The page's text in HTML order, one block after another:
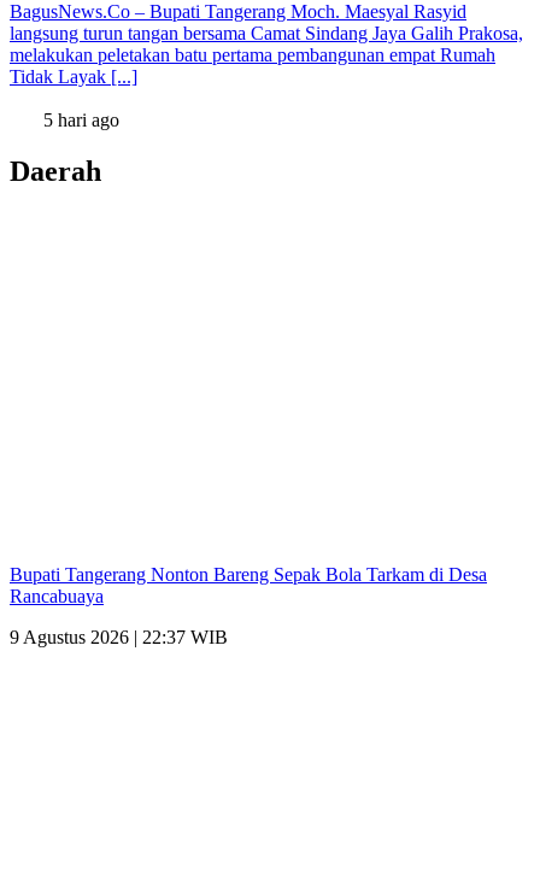
BagusNews.Co – Bupati Tangerang Moch. Maesyal Rasyid
langsung turun tangan bersama Camat Sindang Jaya Galih Prakosa,
melakukan peletakan batu pertama pembangunan empat Rumah
Tidak Layak [...]
5 hari ago
Daerah
Bupati Tangerang Nonton Bareng Sepak Bola Tarkam di Desa
Rancabuaya
9 Agustus 2026 | 22:37 WIB